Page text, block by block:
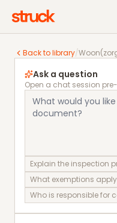
Back to library/
Woon(zorg)visie
Ask a question
Open a chat session
Explain the inspection
What exemptions
Who is responsible for